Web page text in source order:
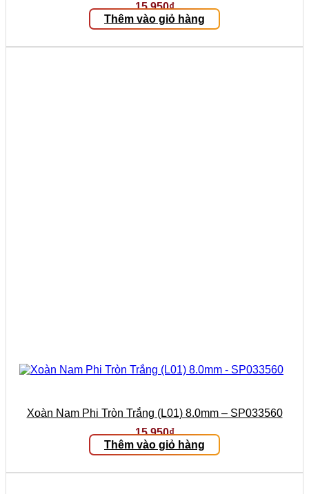
15.950₫
Thêm vào giỏ hàng
Xoàn Nam Phi Tròn Trắng (L01) 8.0mm – SP033560
15.950₫
Thêm vào giỏ hàng